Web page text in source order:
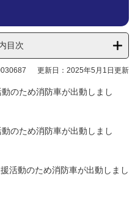
目次
更新日：2025年5月1日更新
ため消防車が出動しまし
ため消防車が出動しまし
動のため消防車が出動しまし